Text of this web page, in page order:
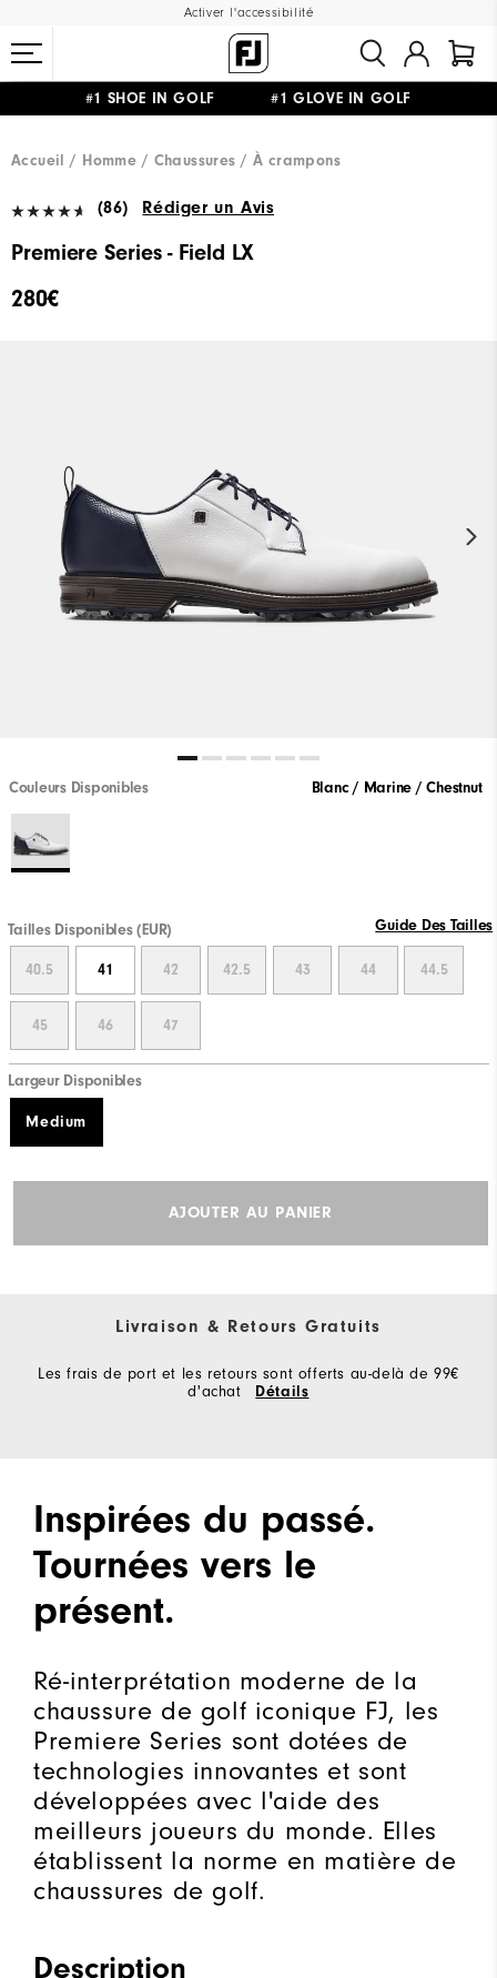
Activer l'accessibilité
#1 SHOE IN GOLF #1 GLOVE IN GOLF
Accueil
Homme Chaussures À crampons
(86) Rédiger un Avis
Premiere Series - Field LX
280€
Couleurs Disponibles Blanc / Marine / Chestnut
Tailles Disponibles (EUR) Guide Des Tailles
40.5 41 42 42.5 43 44 44.5
45 46 47
Largeur Disponibles
Medium
AJOUTER AU PANIER
Livraison & Retours Gratuits
Les frais de port et les retours sont offerts au-delà de 99€
d'achat
Détails
Inspirées du passé.
Tournées vers le
présent.
Ré-interprétation moderne de la
chaussure de golf iconique FJ, les
Premiere Series sont dotées de
technologies innovantes et sont
développées avec l'aide des
meilleurs joueurs du monde. Elles
établissent la norme en matière de
chaussures de golf.
Description